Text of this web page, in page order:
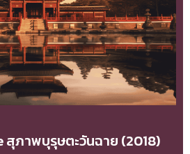
สุภาพบุรุษตะวันฉาย (2018)